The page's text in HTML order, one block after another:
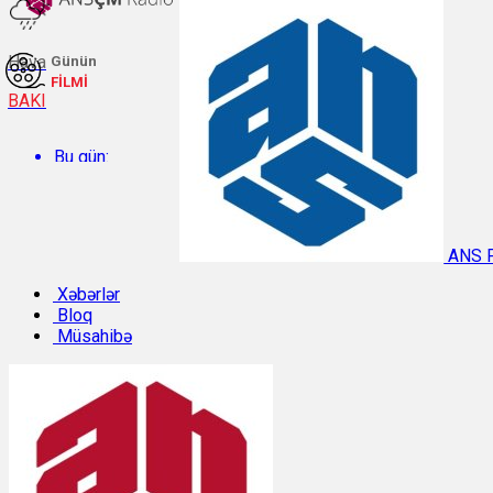
Hava
BAKI
Bu gün:
Temperatur: 30.4°C. Rütubət: 49%.
Sabah:
Günün
FİLMİ
ANS
Xəbərlər
Bloq
Müsahibə